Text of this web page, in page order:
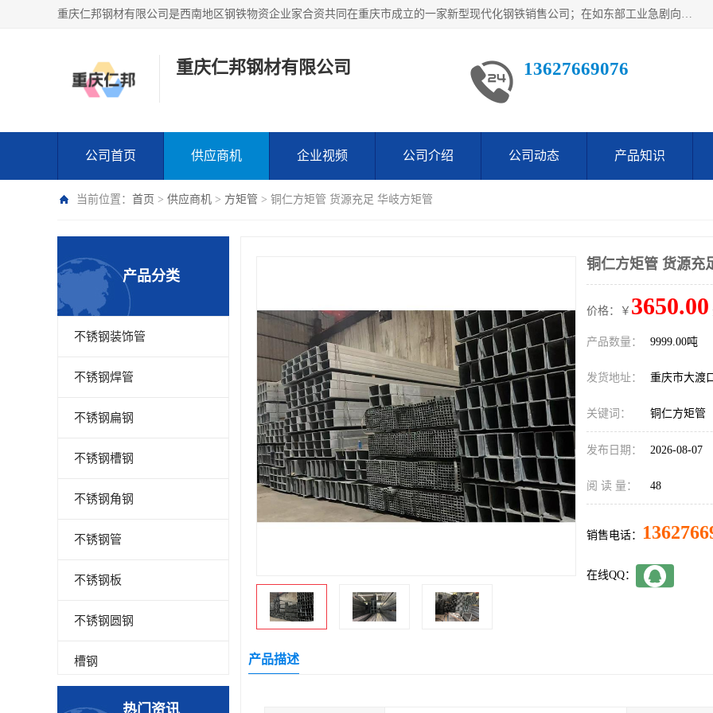
重庆仁邦钢材有限公司是西南地区钢铁物资企业家合资共同在重庆市成立的一家新型现代化钢铁销售公司；在如东部工业急剧向西部转移，西部大建工厂区及国家水利水电项目，我司力抓不断完善自我产品结构优化，让自己的钢铁产品广泛传播于这些大型再建项目
重庆仁邦钢材有限公司 13627669076
公司首页 供应商机 企业视频 公司介绍 公司动态 产品知识
当前位置： 首页 > 供应商机 > 方矩管 > 铜仁方矩管 货源充足 华岐方矩管
产品分类
不锈钢装饰管
不锈钢焊管
不锈钢扁钢
不锈钢槽钢
不锈钢角钢
不锈钢管
不锈钢板
不锈钢圆钢
槽钢
热门资讯
铜仁方矩管 货源充
价格：￥ 3650.00
产品数量： 9999.00吨
发货地址： 重庆市大渡
关键词： 铜仁方矩管
发布日期： 2026-08-07
阅 读 量： 48
销售电话：
在线QQ：
产品描述